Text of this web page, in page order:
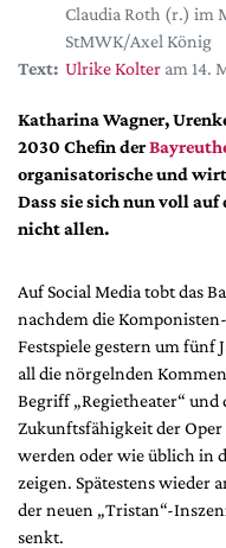
DdB-map
Kalender
Festival-Planer
Hefte
Alle Hefte
Podcast
Service
Shop / Abo
Newsletter
Redaktion
Autor:innen
Partner
Claudia Roth (r.) im
StMWK/Axel König
Text: Ulrike Kolter am 14.
Katharina Wagner,
2030 Chefin der
organisatorische und
Dass sie sich nun voll
nicht allen.
Auf Social Media tobt das
nachdem die
Festspiele gestern um fünf
all die nörgelnden
Begriff „Regietheater“ und
Zukunftsfähigkeit der
werden oder wie üblich in
zeigen. Spätestens wieder
der neuen „Tristan“-
senkt.